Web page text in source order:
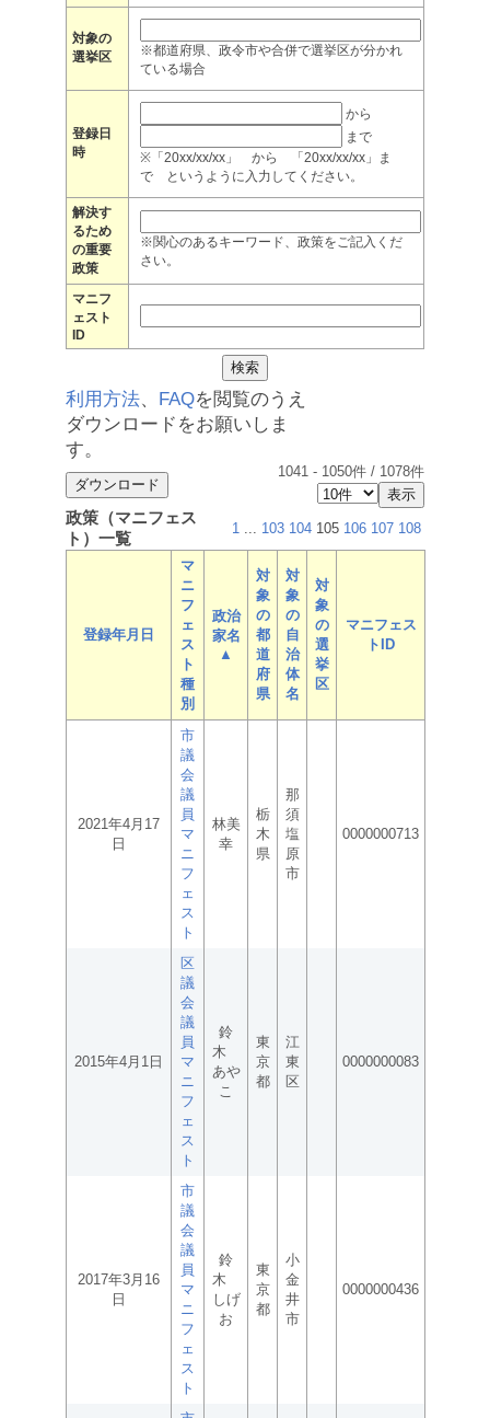
対象の
選挙区
※都道府県、政令市や合併で選挙区が分かれ
ている場合
登録日
時
から
まで
※「20xx/xx/xx」 から 「20xx/xx/xx」ま
で というように入力してください。
解決す
るため
の重要
政策
※関心のあるキーワード、政策をご記入くだ
さい。
マニフ
ェスト
ID
利用方法、 FAQを閲覧のうえ
ダウンロードをお願いしま
す。
1041 - 1050件 / 1078件
政策（マニフェス
ト）一覧
1 ... 103 104 105 106 107 108
登録年月日
マ
ニ
フ
ェ
ス
ト
種
別
政治
家名
▲
対
象
の
都
道
府
県
対
象
の
自
治
体
名
対
象
の
選
挙
区
マニフェス
トID
2021年4月17
日
市
議
会
議
員
マ
ニ
フ
ェ
ス
ト
林美
幸
栃
木
県
那
須
塩
原
市
0000000713
2015年4月1日
区
議
会
議
員
マ
ニ
フ
ェ
ス
ト
鈴
木
あや
こ
東
京
都
江
東
区
0000000083
2017年3月16
日
市
議
会
議
員
マ
ニ
フ
ェ
ス
ト
鈴
木
しげ
お
東
京
都
小
金
井
市
0000000436